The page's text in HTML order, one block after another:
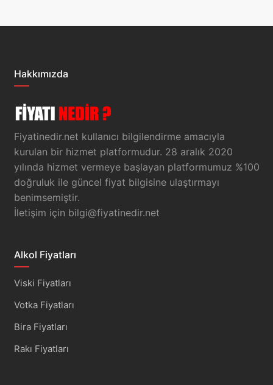
Hakkımızda
Fiyatinedir.net kullanıcı bilgilendirme amacıyla
kurulan bir hizmet platformudur. 28 aralık 2020
yılında hizmet vermeye başlayan platformumuz %100
doğruluk ile güncel fiyat bilgisine ulaştırmayı
benimsemiştir.
İletişim için bilgi@fiyatinedir.net
Alkol Fiyatları
Viski Fiyatları
Votka Fiyatları
Bira Fiyatları
Rakı Fiyatları